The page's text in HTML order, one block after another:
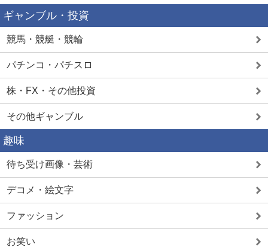
ギャンブル・投資
競馬・競艇・競輪
パチンコ・パチスロ
株・FX・その他投資
その他ギャンブル
趣味
待ち受け画像・芸術
デコメ・絵文字
ファッション
お笑い